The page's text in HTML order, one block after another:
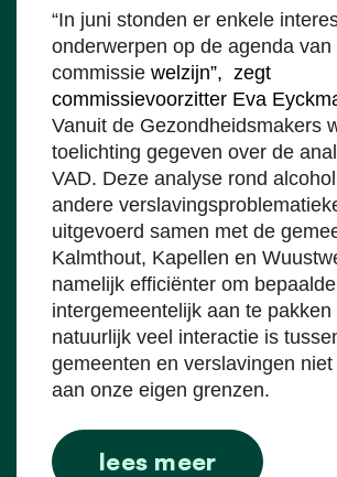
“In juni stonden er enkele
onderwerpen op de agenda van
commissie welzijn”, zegt
commissievoorzitter Eva
Vanuit de Gezondheidsmakers
toelichting gegeven over de
VAD. Deze analyse rond
andere
uitgevoerd samen met de
Kalmthout, Kapellen en
namelijk efficiënter om
intergemeentelijk aan te
natuurlijk veel interactie is
gemeenten en verslavingen niet
aan onze eigen grenzen.
lees meer